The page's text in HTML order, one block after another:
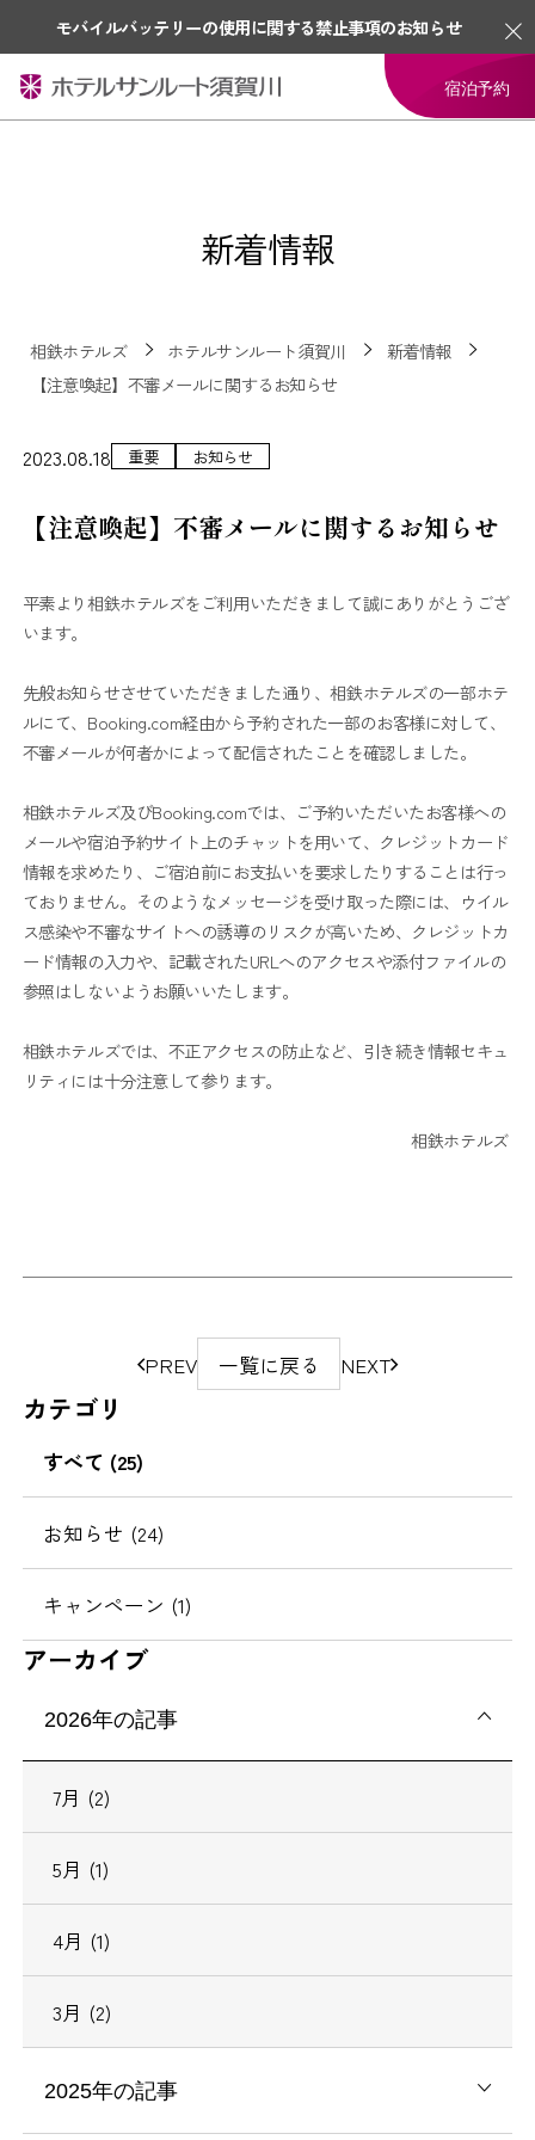
モバイルバッテリーの使用に関する禁止事項のお知らせ
宿泊予約
新着情報
相鉄ホテルズ ホテルサンルート須賀川
新着情報
【注意喚起】不審メールに関するお知らせ
2023.08.18 重要 お知らせ
【注意喚起】不審メールに関するお知らせ
平素より相鉄ホテルズをご利用いただきまして誠にありがとうござ
います。
先般お知らせさせていただきました通り、相鉄ホテルズの一部ホテ
ルにて、Booking.com経由から予約された一部のお客様に対して、
不審メールが何者かによって配信されたことを確認しました。
相鉄ホテルズ及びBooking.comでは、ご予約いただいたお客様への
メールや宿泊予約サイト上のチャットを用いて、クレジットカード
情報を求めたり、ご宿泊前にお支払いを要求したりすることは行っ
ておりません。そのようなメッセージを受け取った際には、ウイル
ス感染や不審なサイトへの誘導のリスクが高いため、クレジットカ
ード情報の入力や、記載されたURLへのアクセスや添付ファイルの
参照はしないようお願いいたします。
相鉄ホテルズでは、不正アクセスの防止など、引き続き情報セキュ
リティには十分注意して参ります。
相鉄ホテルズ
ジ
動
PREV 一覧に戻る NEXT
カテゴリ
すべて (25)
お知らせ (24)
キャンペーン (1)
アーカイブ
2026年の記事
7月 (2)
5月 (1)
4月 (1)
3月 (2)
2025年の記事